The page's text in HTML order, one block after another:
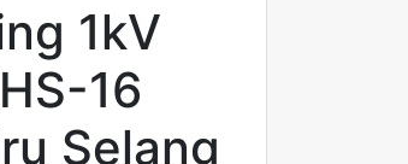
1kV
16
Selang